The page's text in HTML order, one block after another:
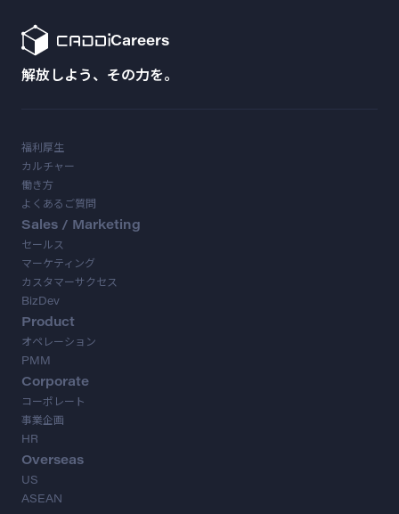
Careers
解放しよう、その力を。
福利厚生
カルチャー
働き方
よくあるご質問
Sales / Marketing
セールス
マーケティング
カスタマーサクセス
BizDev
Product
オペレーション
PMM
Corporate
コーポレート
事業企画
HR
Overseas
US
ASEAN